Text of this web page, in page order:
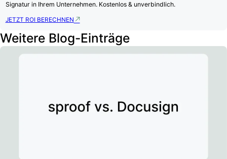
Signatur in Ihrem Unternehmen. Kostenlos & unverbindlich.
JETZT ROI BERECHNEN
Weitere Blog-Einträge